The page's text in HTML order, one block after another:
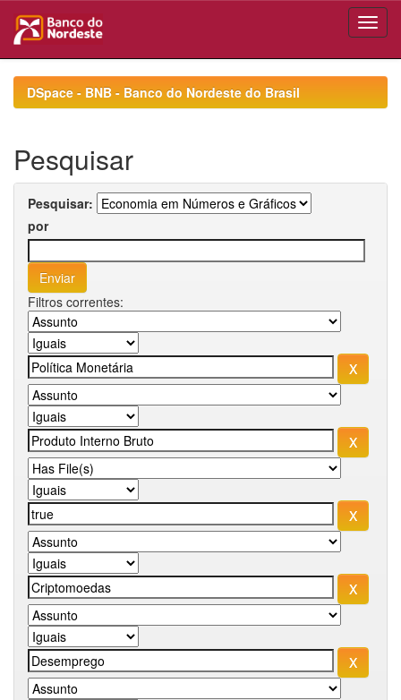
navigationDSpace - BNB - Banco do Nordeste do Brasil
Pesquisar
Pesquisar:
por
Filtros correntes: